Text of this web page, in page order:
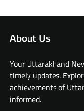
About Us
Your Uttarakhand
timely updates.
achievements of
informed.